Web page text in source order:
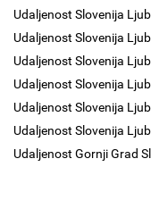
Udaljenost Slovenija
Udaljenost Slovenija
Udaljenost Slovenija
Udaljenost Slovenija
Udaljenost Slovenija
Udaljenost Slovenija
Udaljenost Gornji Grad